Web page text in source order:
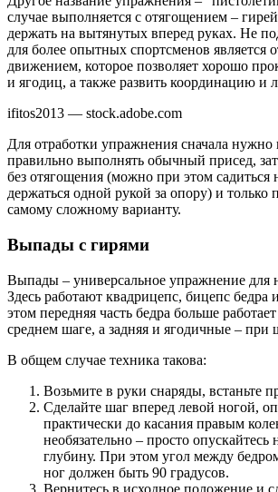
случае выполняется с отягощением –
держать на вытянутых вперед руках. Не
для более опытных спортсменов является
движением, которое позволяет хорошо
и ягодиц, а также развить координацию и
ifitos2013 — stock.adobe.com
Для отработки упражнения сначала нужно
правильно выполнять обычный присед,
без отягощения (можно при этом садиться
держаться одной рукой за опору) и только
самому сложному варианту.
Выпады с гирями
Выпады – универсальное упражнение для
Здесь работают квадрицепс, бицепс
этом передняя часть бедра больше
среднем шаге, а задняя и ягодичные – при
В общем случае техника такова:
Возьмите в руки снаряды, встаньте
Сделайте шаг вперед левой ногой,
практически до касания правым
необязательно – просто
глубину. При этом угол между
ног должен быть 90 градусов.
Вернитесь в исходное положение и